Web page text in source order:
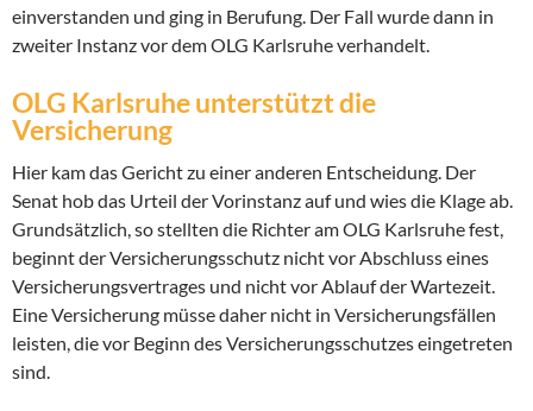
einverstanden und ging in Berufung. Der Fall wurde dann in
zweiter Instanz vor dem OLG Karlsruhe verhandelt.
OLG Karlsruhe unterstützt die
Versicherung
Hier kam das Gericht zu einer anderen Entscheidung. Der
Senat hob das Urteil der Vorinstanz auf und wies die Klage ab.
Grundsätzlich, so stellten die Richter am OLG Karlsruhe fest,
beginnt der Versicherungsschutz nicht vor Abschluss eines
Versicherungsvertrages und nicht vor Ablauf der Wartezeit.
Eine Versicherung müsse daher nicht in Versicherungsfällen
leisten, die vor Beginn des Versicherungsschutzes eingetreten
sind.